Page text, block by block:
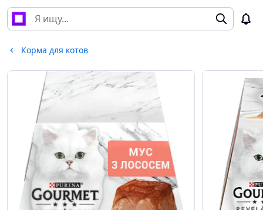
Корма для котов